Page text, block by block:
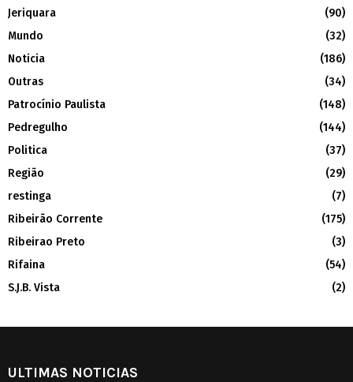
Jeriquara
(90)
Mundo
(32)
Noticia
(186)
Outras
(34)
Patrocínio Paulista
(148)
Pedregulho
(144)
Politica
(37)
Região
(29)
restinga
(7)
Ribeirão Corrente
(175)
Ribeirao Preto
(3)
Rifaina
(54)
S.J.B. Vista
(2)
ULTIMAS NOTICIAS